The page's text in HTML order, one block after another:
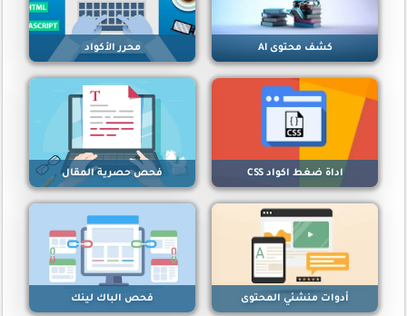
كشف محتوى AI محرر الأكواد
اداة ضغط اكواد CSS فحص حصرية المقال
أدوات منشئي المحتوى فحص الباك لينك